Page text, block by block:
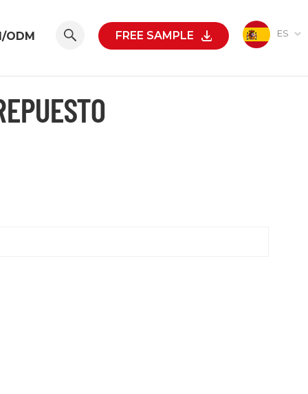
ES
FREE SAMPLE
ODM